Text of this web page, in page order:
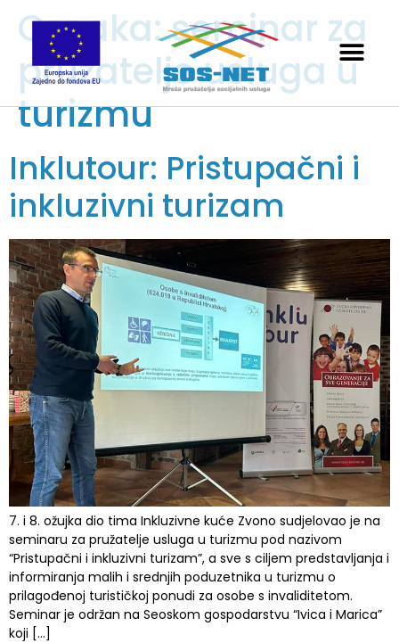
Oznaka:seminar za
pružatelje usluga u
turizmu
Inklutour: Pristupačni i
inkluzivni turizam
7. i 8. ožujka dio tima Inkluzivne kuće Zvono sudjelovao je na
seminaru za pružatelje usluga u turizmu pod nazivom
“Pristupačni i inkluzivni turizam”, a sve s ciljem predstavljanja i
informiranja malih i srednjih poduzetnika u turizmu o
prilagođenoj turističkoj ponudi za osobe s invaliditetom.
Seminar je održan na Seoskom gospodarstvu “Ivica i Marica”
koji […]